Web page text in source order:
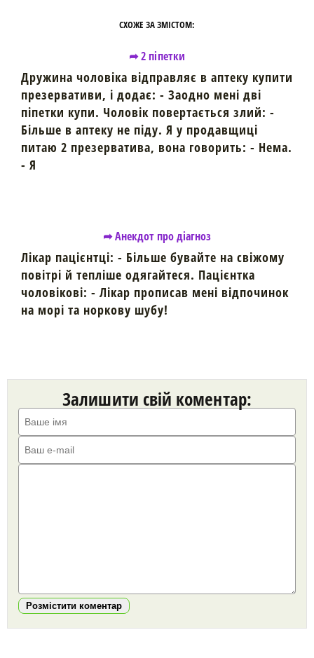
СХОЖЕ ЗА ЗМІСТОМ:
➦ 2 піпетки
Дружина чоловіка відправляє в аптеку купити
презервативи, і додає: - Заодно мені дві
піпетки купи. Чоловік повертається злий: -
Більше в аптеку не піду. Я у продавщиці
питаю 2 презерватива, вона говорить: - Нема.
- Я
➦ Анекдот про діагноз
Лікар пацієнтці: - Більше бувайте на свіжому
повітрі й тепліше одягайтеся. Пацієнтка
чоловікові: - Лікар прописав мені відпочинок
на морі та норкову шубу!
Залишити свій коментар:
Розмістити коментар